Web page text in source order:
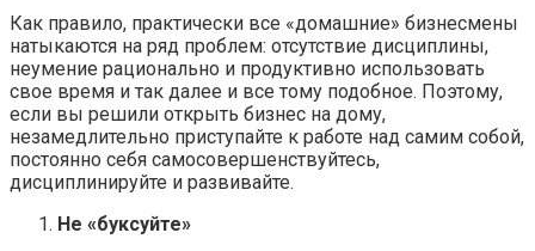
Как правило, практически все «домашние» бизнесмены
натыкаются на ряд проблем: отсутствие дисциплины,
неумение рационально и продуктивно использовать
свое время и так далее и все тому подобное. Поэтому,
если вы решили открыть бизнес на дому,
незамедлительно приступайте к работе над самим собой,
постоянно себя самосовершенствуйтесь,
дисциплинируйте и развивайте.
Не «буксуйте»